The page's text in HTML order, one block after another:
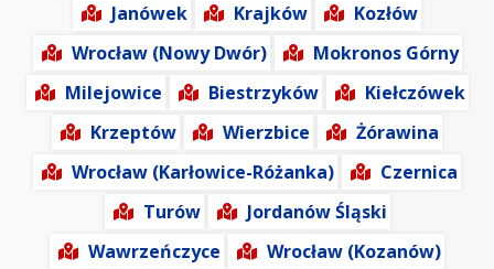
Janówek
Krajków
Kozłów
Wrocław (Nowy Dwór)
Mokronos Górny
Milejowice
Biestrzyków
Kiełczówek
Krzeptów
Wierzbice
Żórawina
Wrocław (Karłowice-Różanka)
Czernica
Turów
Jordanów Śląski
Wawrzeńczyce
Wrocław (Kozanów)